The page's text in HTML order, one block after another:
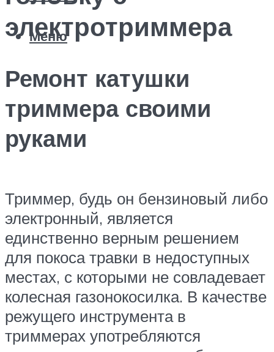
Меню
электротриммера
Ремонт катушки
триммера своими
руками
Триммер, будь он бензиновый либо
электронный, является
единственно верным решением
для покоса травки в недоступных
местах, с которыми не совладевает
колесная газонокосилка. В качестве
режущего инструмента в
триммерах употребляются